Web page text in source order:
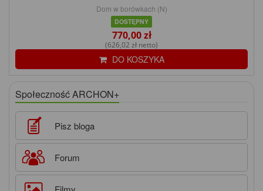
Dom w borówkach (N)
DOSTĘPNY
770,00 zł
(626,02 zł netto)
DO KOSZYKA
Społeczność ARCHON+
Pisz bloga
Forum